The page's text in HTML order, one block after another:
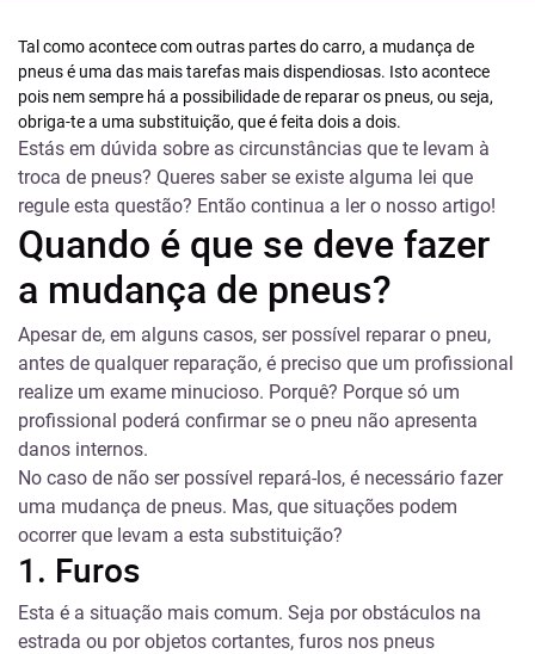
Tal como acontece com outras partes do carro, a mudança de
pneus é uma das mais tarefas mais dispendiosas. Isto acontece
pois nem sempre há a possibilidade de reparar os pneus, ou seja,
obriga-te a uma substituição, que é feita dois a dois.
Estás em dúvida sobre as circunstâncias que te levam à
troca de pneus? Queres saber se existe alguma lei que
regule esta questão? Então continua a ler o nosso artigo!
Quando é que se deve fazer
a mudança de pneus?
Apesar de, em alguns casos, ser possível reparar o pneu,
antes de qualquer reparação, é preciso que um profissional
realize um exame minucioso. Porquê? Porque só um
profissional poderá confirmar se o pneu não apresenta
danos internos.
No caso de não ser possível repará-los, é necessário fazer
uma mudança de pneus. Mas, que situações podem
ocorrer que levam a esta substituição?
1. Furos
Esta é a situação mais comum. Seja por obstáculos na
estrada ou por objetos cortantes, furos nos pneus